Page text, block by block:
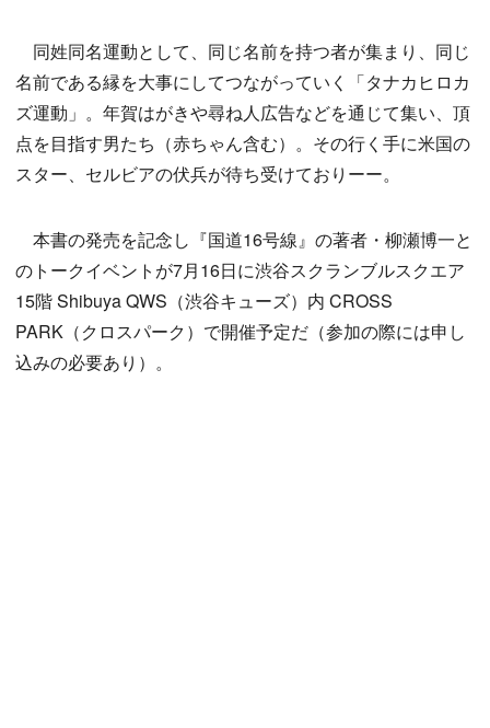
同姓同名運動として、同じ名前を持つ者が集まり、同じ
名前である縁を大事にしてつながっていく「タナカヒロカ
ズ運動」。年賀はがきや尋ね人広告などを通じて集い、頂
点を目指す男たち（赤ちゃん含む）。その行く手に米国の
スター、セルビアの伏兵が待ち受けておりーー。
本書の発売を記念し『国道16号線』の著者・柳瀬博一と
のトークイベントが7月16日に渋谷スクランブルスクエア
15階 Shibuya QWS（渋谷キューズ）内 CROSS
PARK（クロスパーク）で開催予定だ（参加の際には申し
込みの必要あり）。